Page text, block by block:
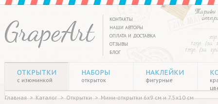
Тарифы
125р. (за
135р. (за
КОНТАКТЫ
НАШИ АВТОРЫ
ОПЛАТА И ДОСТАВКА
ОТЗЫВЫ
БЛОГ
ОТКРЫТКИ
с изюминкой
НАБОРЫ
открыток
НАКЛЕЙКИ
фигурные
Главная > Каталог > Открытки > Мини-открытки 6х9 см и 7.5х10 см